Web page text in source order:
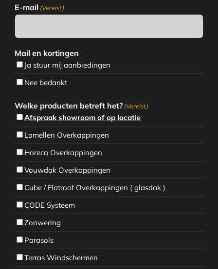
E-mail (Vereist)
Mail en kortingen
Ja stuur mij aanbiedingen
Nee bedankt
Welke producten betreft het? (Vereist)
Afspraak showroom of op locatie
Lamellen Overkappingen
Horeca Overkappingen
Vouwdak Overkappingen
Cube / Flatroof Overkappingen ( glasdak )
CODE Systeem
Zonwering
Parasols
Terras Windschermen